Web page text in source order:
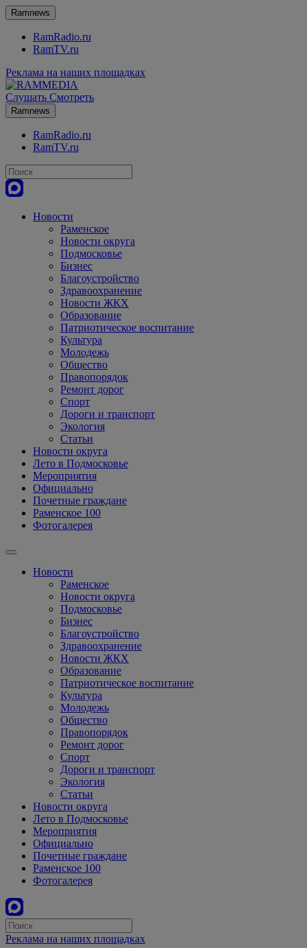
Ramnews
RamRadio.ru
RamTV.ru
Реклама на наших площадках
Слушать Смотреть
Ramnews
RamRadio.ru
RamTV.ru
Новости
Раменское
Новости округа
Подмосковье
Бизнес
Благоустройство
Здравоохранение
Новости ЖКХ
Образование
Патриотическое воспитание
Культура
Молодежь
Общество
Правопорядок
Ремонт дорог
Спорт
Дороги и транспорт
Экология
Статьи
Новости округа
Лето в Подмосковье
Мероприятия
Официально
Почетные граждане
Раменское 100
Фотогалерея
Новости
Раменское
Новости округа
Подмосковье
Бизнес
Благоустройство
Здравоохранение
Новости ЖКХ
Образование
Патриотическое воспитание
Культура
Молодежь
Общество
Правопорядок
Ремонт дорог
Спорт
Дороги и транспорт
Экология
Статьи
Новости округа
Лето в Подмосковье
Мероприятия
Официально
Почетные граждане
Раменское 100
Фотогалерея
Реклама на наших площадках